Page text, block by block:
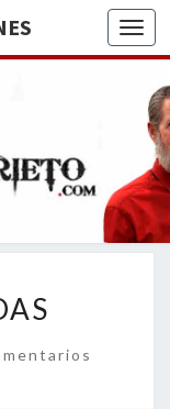
Y